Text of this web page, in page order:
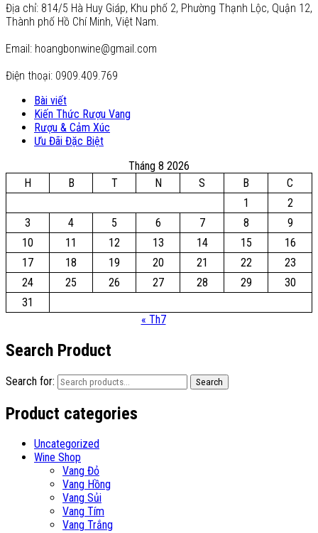
Địa chỉ: 814/5 Hà Huy Giáp, Khu phố 2, Phường Thạnh Lộc, Quận 12,
Thành phố Hồ Chí Minh, Việt Nam.
Email: hoangbonwine@gmail.com
Điện thoại: 0909.409.769
Bài viết
Kiến Thức Rượu Vang
Rượu & Cảm Xúc
Ưu Đãi Đặc Biệt
Tháng 8 2026
H
B T N S B
C
1
2
3
4 5 6 7 8
9
10
11 12 13 14 15
16
17
18 19 20 21 22
23
24
25 26 27 28 29
30
31
« Th7
Search Product
Search for: Search
Product categories
Uncategorized
Wine Shop
Vang Đỏ
Vang Hồng
Vang Sủi
Vang Tím
Vang Trắng